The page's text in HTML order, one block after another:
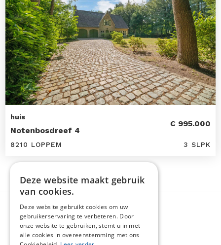
huis
Notenbosdreef 4
€ 995.000
8210 LOPPEM 3 SLPK
Deze website maakt gebruik
van cookies.
Deze website gebruikt cookies om uw
gebruikerservaring te verbeteren. Door
onze website te gebruiken, stemt u in met
alle cookies in overeenstemming met ons